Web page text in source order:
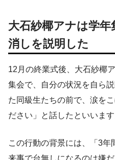
大石紗椰アナは学年
消しを説明した
12月の終業式後、大石紗椰
集会で、自分の状況を自ら
た同級生たちの前で、涙を
ださい」と話したといいます
この行動の背景には、「3年